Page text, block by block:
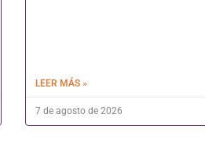
LEER MÁS »
7 de agosto de 2026